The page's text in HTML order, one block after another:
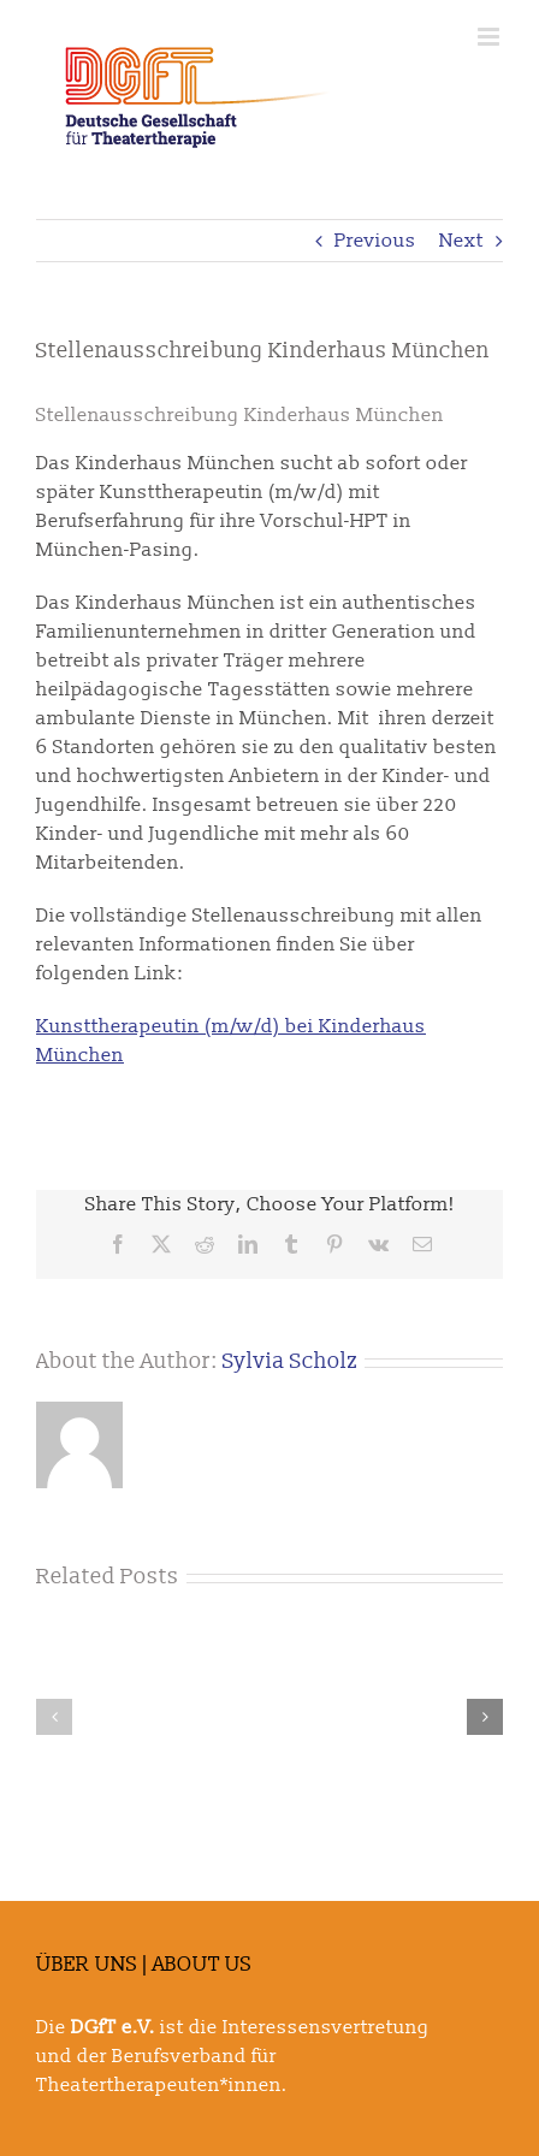
content
Previous Next
Stellenausschreibung Kinderhaus München
Stellenausschreibung Kinderhaus München
Das Kinderhaus München sucht ab sofort oder
später Kunsttherapeutin (m/w/d) mit
Berufserfahrung für ihre Vorschul-HPT in
München-Pasing.
Das Kinderhaus München ist ein authentisches
Familienunternehmen in dritter Generation und
betreibt als privater Träger mehrere
heilpädagogische Tagesstätten sowie mehrere
ambulante Dienste in München. Mit ihren derzeit
6 Standorten gehören sie zu den qualitativ besten
und hochwertigsten Anbietern in der Kinder- und
Jugendhilfe. Insgesamt betreuen sie über 220
Kinder- und Jugendliche mit mehr als 60
Mitarbeitenden.
Die vollständige Stellenausschreibung mit allen
relevanten Informationen finden Sie über
folgenden Link:
Kunsttherapeutin (m/w/d) bei Kinderhaus
München
Share This Story, Choose Your Platform!
Facebook RedditLinkedInTumblr Pinterest
Vk Email
About the Author: Sylvia Scholz
Related Posts
Heiligenfeld
ÜBER UNS | ABOUT US
Die DGfT e.V. ist die Interessensvertretung
und der Berufsverband für
Theatertherapeuten*innen.